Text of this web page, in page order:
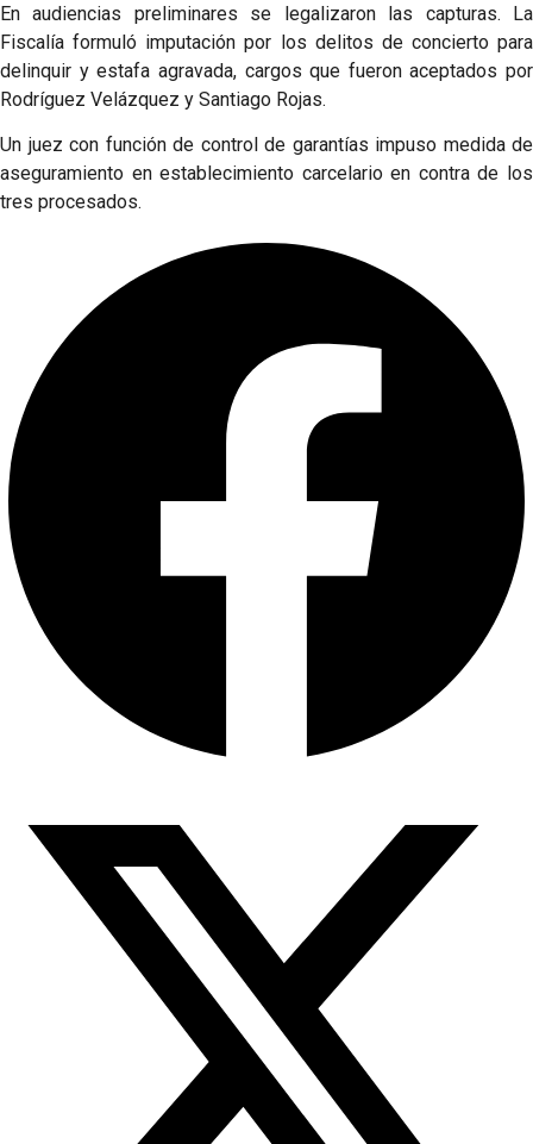
En audiencias preliminares se legalizaron las capturas. La
Fiscalía formuló imputación por los delitos de concierto para
delinquir y estafa agravada, cargos que fueron aceptados por
Rodríguez Velázquez y Santiago Rojas.
Un juez con función de control de garantías impuso medida de
aseguramiento en establecimiento carcelario en contra de los
tres procesados.